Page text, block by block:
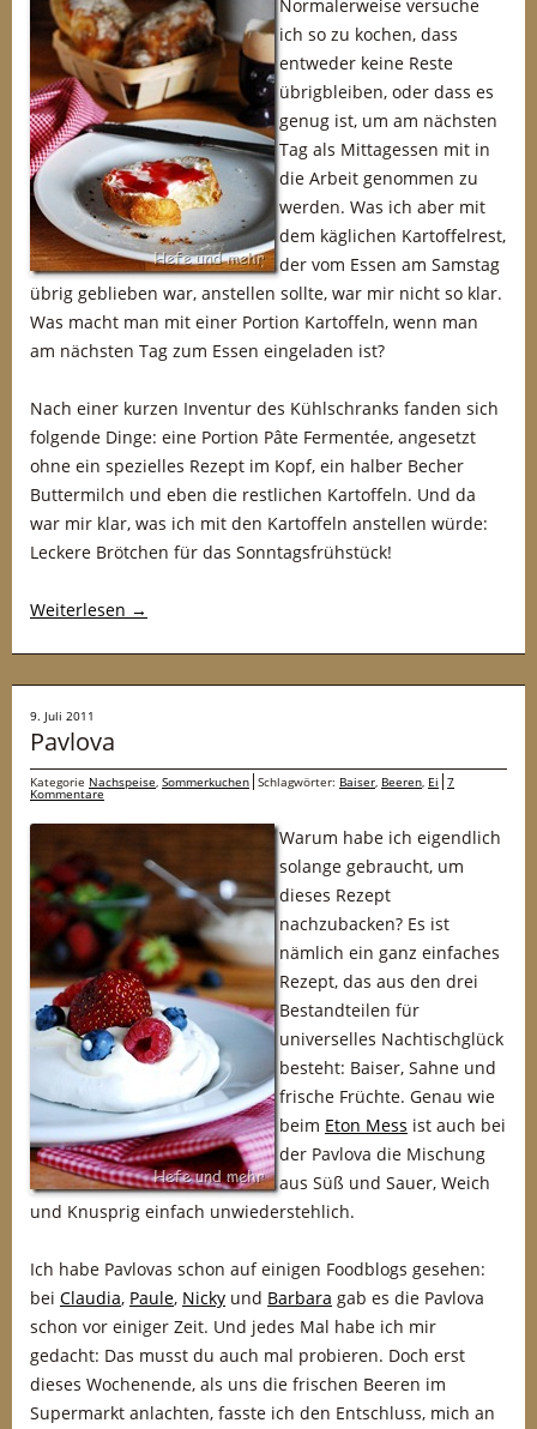
Normalerweise versuche
ich so zu kochen, dass
entweder keine Reste
übrigbleiben, oder dass es
genug ist, um am nächsten
Tag als Mittagessen mit in
die Arbeit genommen zu
werden. Was ich aber mit
dem käglichen Kartoffelrest,
der vom Essen am Samstag
übrig geblieben war, anstellen sollte, war mir nicht so klar.
Was macht man mit einer Portion Kartoffeln, wenn man
am nächsten Tag zum Essen eingeladen ist?
Nach einer kurzen Inventur des Kühlschranks fanden sich
folgende Dinge: eine Portion Pâte Fermentée, angesetzt
ohne ein spezielles Rezept im Kopf, ein halber Becher
Buttermilch und eben die restlichen Kartoffeln. Und da
war mir klar, was ich mit den Kartoffeln anstellen würde:
Leckere Brötchen für das Sonntagsfrühstück!
Weiterlesen →
9. Juli 2011
Pavlova
Kategorie Nachspeise, Sommerkuchen Schlagwörter: Baiser, Beeren, Ei 7
Kommentare
Warum habe ich eigendlich
solange gebraucht, um
dieses Rezept
nachzubacken? Es ist
nämlich ein ganz einfaches
Rezept, das aus den drei
Bestandteilen für
universelles Nachtischglück
besteht: Baiser, Sahne und
frische Früchte. Genau wie
beim Eton Mess ist auch bei
der Pavlova die Mischung
aus Süß und Sauer, Weich
und Knusprig einfach unwiederstehlich.
Ich habe Pavlovas schon auf einigen Foodblogs gesehen:
bei Claudia, Paule, Nicky und Barbara gab es die Pavlova
schon vor einiger Zeit. Und jedes Mal habe ich mir
gedacht: Das musst du auch mal probieren. Doch erst
dieses Wochenende, als uns die frischen Beeren im
Supermarkt anlachten, fasste ich den Entschluss, mich an